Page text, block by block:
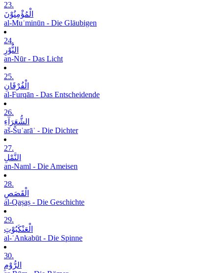
23.
الْمُؤْمِنُوْنَ
al-Muʾminūn - Die Gläubigen
24.
النُّوْرِ
an-Nūr - Das Licht
25.
الْفُرْقَانِ
al-Furqān - Das Entscheidende
26.
الشُّعَرَآءِ
aš-Šuʿarāʾ - Die Dichter
27.
النَّمْلِ
an-Naml - Die Ameisen
28.
الْقَصَصِ
al-Qaṣaṣ - Die Geschichte
29.
الْعَنْکَبُوْتِ
al-ʿAnkabūt - Die Spinne
30.
الرُّوْمِ